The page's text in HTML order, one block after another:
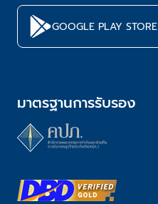
GOOGLE PLAY STORE
มาตรฐานการรับรอง